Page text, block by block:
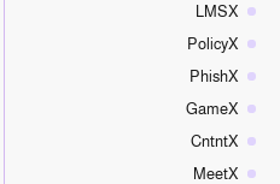
LMSX
PolicyX
PhishX
GameX
CntntX
MeetX